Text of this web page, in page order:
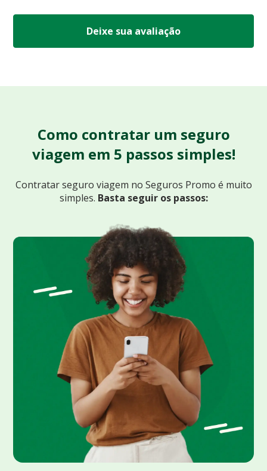
Deixe sua avaliação
Como contratar um seguro
viagem em 5 passos simples!
Contratar seguro viagem no Seguros Promo é muito
simples. Basta seguir os passos: